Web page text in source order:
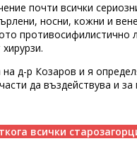
почти всички
носни, кожни и
противосифилистично
д-р Козаров и я
да въздействува и
всички